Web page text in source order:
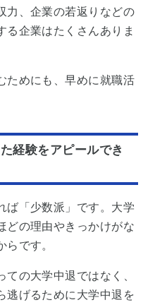
力、企業の若返りなどの
る企業はたくさんありま
ためにも、早めに就職活
経験をアピールでき
ば「少数派」です。大学
どの理由やきっかけがな
です。
の大学中退ではなく、
逃げるために大学中退を